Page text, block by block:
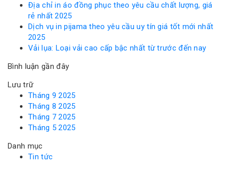
Địa chỉ in áo đồng phục theo yêu cầu chất lượng, giá
rẻ nhất 2025
Dịch vụ in pijama theo yêu cầu uy tín giá tốt mới nhất
2025
Vải lụa: Loại vải cao cấp bậc nhất từ trước đến nay
Bình luận gần đây
Lưu trữ
Tháng 9 2025
Tháng 8 2025
Tháng 7 2025
Tháng 5 2025
Danh mục
Tin tức